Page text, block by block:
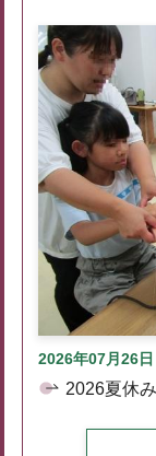
2026年07月26
2026夏休